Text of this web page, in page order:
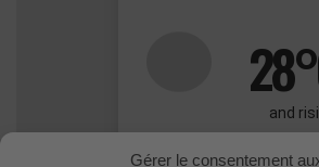
Gérer le consentement
28
and